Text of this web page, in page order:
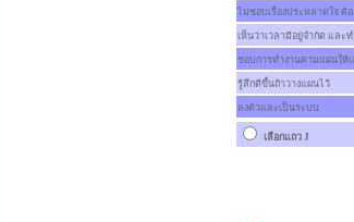
ไม่ชอบเรื่องประหลาดใจ ต้
เห็นว่าเวลามีอยู่จำกัด และ
ชอบการทำงานตามแผนให้เ
รู้สึกดีขึ้นถ้าวางแผนไว้
ลงตัวและเป็นระบบ
เลือกแถว J